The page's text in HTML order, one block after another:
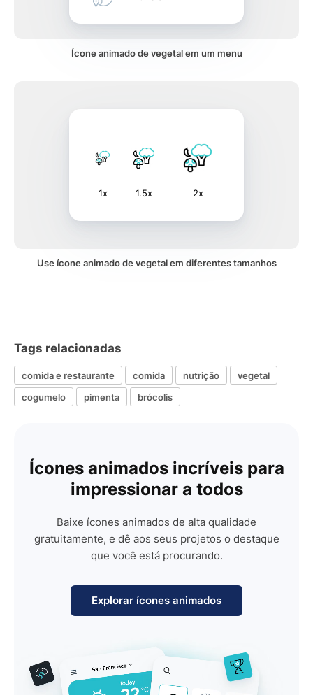
Ícone animado de vegetal em um menu
1x 1.5x 2x
Use ícone animado de vegetal em diferentes tamanhos
Tags relacionadas
comida e restaurante comida nutrição
vegetal
cogumelo
pimenta brócolis
Ícones animados incríveis para
impressionar a todos
Baixe ícones animados de alta qualidade
gratuitamente, e dê aos seus projetos o destaque
que você está procurando.
Explorar ícones animados